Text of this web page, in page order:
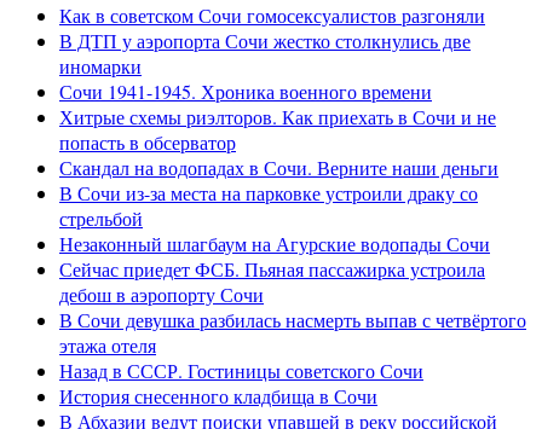
Как в советском Сочи гомосексуалистов разгоняли
В ДТП у аэропорта Сочи жестко столкнулись две
иномарки
Сочи 1941-1945. Хроника военного времени
Хитрые схемы риэлторов. Как приехать в Сочи и не
попасть в обсерватор
Скандал на водопадах в Сочи. Верните наши деньги
В Сочи из-за места на парковке устроили драку со
стрельбой
Незаконный шлагбаум на Агурские водопады Сочи
Сейчас приедет ФСБ. Пьяная пассажирка устроила
дебош в аэропорту Сочи
В Сочи девушка разбилась насмерть выпав с четвёртого
этажа отеля
Назад в СССР. Гостиницы советского Сочи
История снесенного кладбища в Сочи
В Абхазии ведут поиски упавшей в реку российской